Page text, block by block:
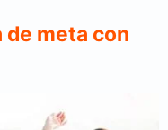
de meta con